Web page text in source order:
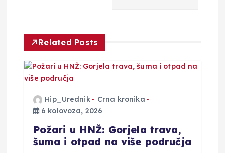
c
Related Posts
Hip_Urednik
Crna kronika
6 kolovoza, 2026
Požari u HNŽ: Gorjela trava,
šuma i otpad na više područja